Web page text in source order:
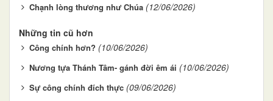
Chạnh lòng thương như Chúa (12/06/2026)
Những tin cũ hơn
Công chính hơn? (10/06/2026)
Nương tựa Thánh Tâm- gánh đời êm ái (10/06/2026)
Sự công chính đích thực (09/06/2026)